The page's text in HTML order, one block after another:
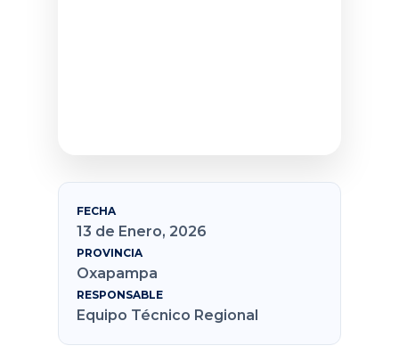
FECHA
13 de Enero, 2026
PROVINCIA
Oxapampa
RESPONSABLE
Equipo Técnico Regional